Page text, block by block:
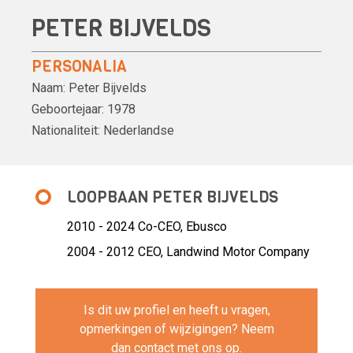
PETER BIJVELDS
PERSONALIA
Naam: Peter Bijvelds
Geboortejaar: 1978
Nationaliteit: Nederlandse
LOOPBAAN PETER BIJVELDS
2010 - 2024 Co-CEO, Ebusco
2004 - 2012 CEO, Landwind Motor Company
Is dit uw profiel en heeft u vragen,
opmerkingen of wijzigingen? Neem
dan contact met ons op.